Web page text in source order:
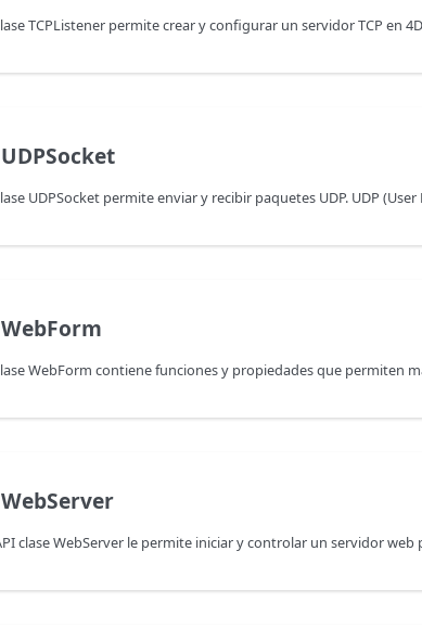
UDPSocket
WebForm
WebServer